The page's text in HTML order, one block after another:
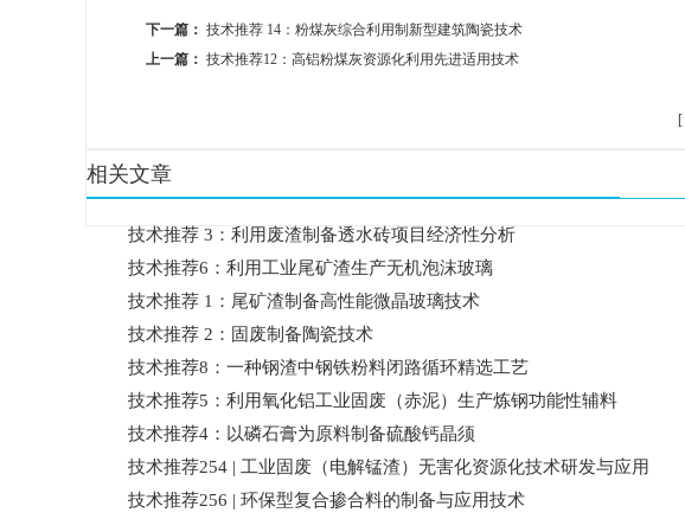
下一篇： 技术推荐 14：粉煤灰综合利用制新型建筑陶瓷技术
上一篇： 技术推荐12：高铝粉煤灰资源化利用先进适用技术
[
相关文章
技术推荐 3：利用废渣制备透水砖项目经济性分析
技术推荐6：利用工业尾矿渣生产无机泡沫玻璃
技术推荐 1：尾矿渣制备高性能微晶玻璃技术
技术推荐 2：固废制备陶瓷技术
技术推荐8：一种钢渣中钢铁粉料闭路循环精选工艺
技术推荐5：利用氧化铝工业固废（赤泥）生产炼钢功能性辅料
技术推荐4：以磷石膏为原料制备硫酸钙晶须
​技术推荐254 | 工业固废（电解锰渣）无害化资源化技术研发与应用
技术推荐256 | 环保型复合掺合料的制备与应用技术